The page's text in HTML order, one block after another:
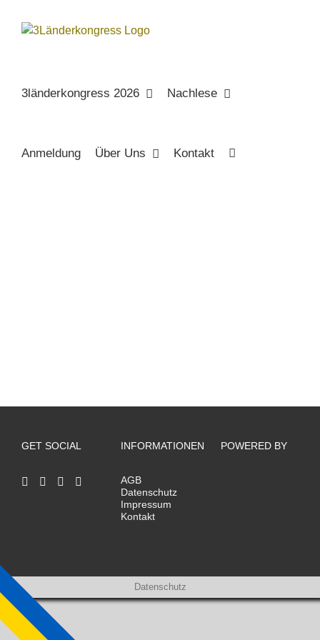
Inhalt
3länderkongress 2026 Nachlese
Anmeldung Über Uns Kontakt
GET SOCIAL INFORMATIONEN
AGB
Datenschutz
Impressum
Kontakt
POWERED BY
Datenschutz